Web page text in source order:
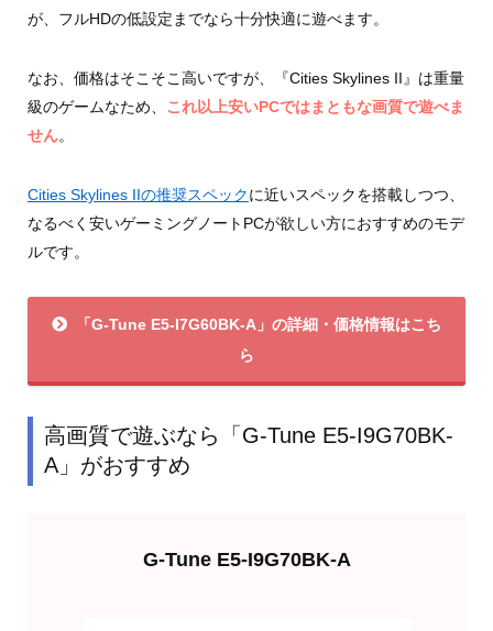
が、フルHDの低設定までなら十分快適に遊べます。
なお、価格はそこそこ高いですが、『Cities Skylines II』は重量
級のゲームなため、 これ以上安いPCではまともな画質で遊べま
せん。
Cities Skylines IIの推奨スペックに近いスペックを搭載しつつ、
なるべく安いゲーミングノートPCが欲しい方におすすめのモデ
ルです。
「G-Tune E5-I7G60BK-A」の詳細・価格情報はこち
ら
高画質で遊ぶなら「G-Tune E5-I9G70BK-
A」がおすすめ
G-Tune E5-I9G70BK-A